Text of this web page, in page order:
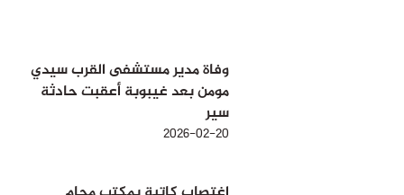
وفاة مدير مستشفى القرب سيدي
مومن بعد غيبوبة أعقبت حادثة
سير
2026-02-20